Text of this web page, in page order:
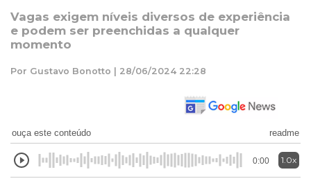
Vagas exigem níveis diversos de experiência
e podem ser preenchidas a qualquer
momento
Por Gustavo Bonotto | 28/06/2024 22:28
ouça este conteúdo readme
0:00 1.0x